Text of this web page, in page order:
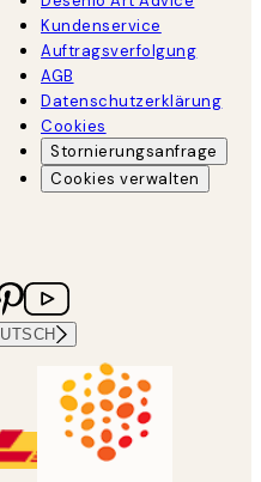
Kundenservice
Auftragsverfolgung
AGB
Datenschutzerklärung
Cookies
Stornierungsanfrage
Cookies verwalten